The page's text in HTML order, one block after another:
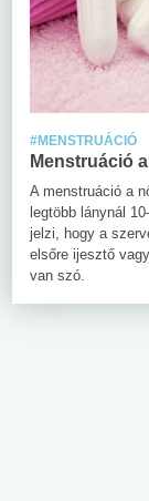
#MENSTRUÁCIÓ
Menstruáció
A menstruáció a
legtöbb lánynál
jelzi, hogy a
elsőre ijesztő
van szó.